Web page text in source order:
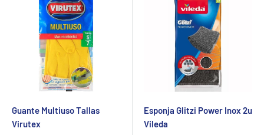
Guante Multiuso Tallas
Virutex
Esponja Glitzi Power Inox 2u
Vileda